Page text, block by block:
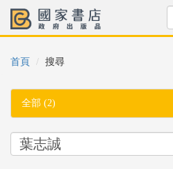
首頁 搜尋
全部 (2)